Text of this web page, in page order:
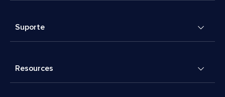
Suporte
Resources